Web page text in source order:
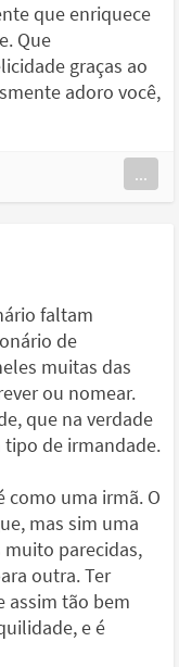
que enriquece
Que
graças ao
adoro você,
...
faltam
de
muitas das
ou nomear.
que na verdade
de irmandade.
como uma irmã. O
mas sim uma
parecidas,
outra. Ter
assim tão bem
e é